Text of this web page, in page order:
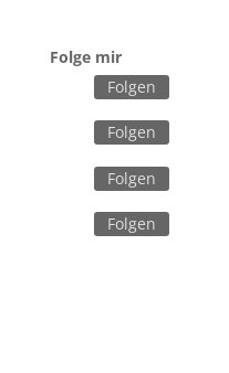
Folge mir
Folgen
Folgen
Folgen
Folgen